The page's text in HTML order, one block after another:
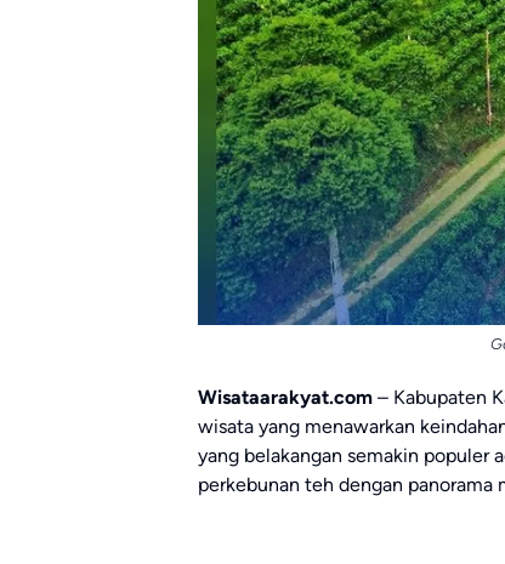
Wisataarakyat.com – Kabupaten
wisata yang menawarkan
yang belakangan semakin populer
perkebunan teh dengan panorama